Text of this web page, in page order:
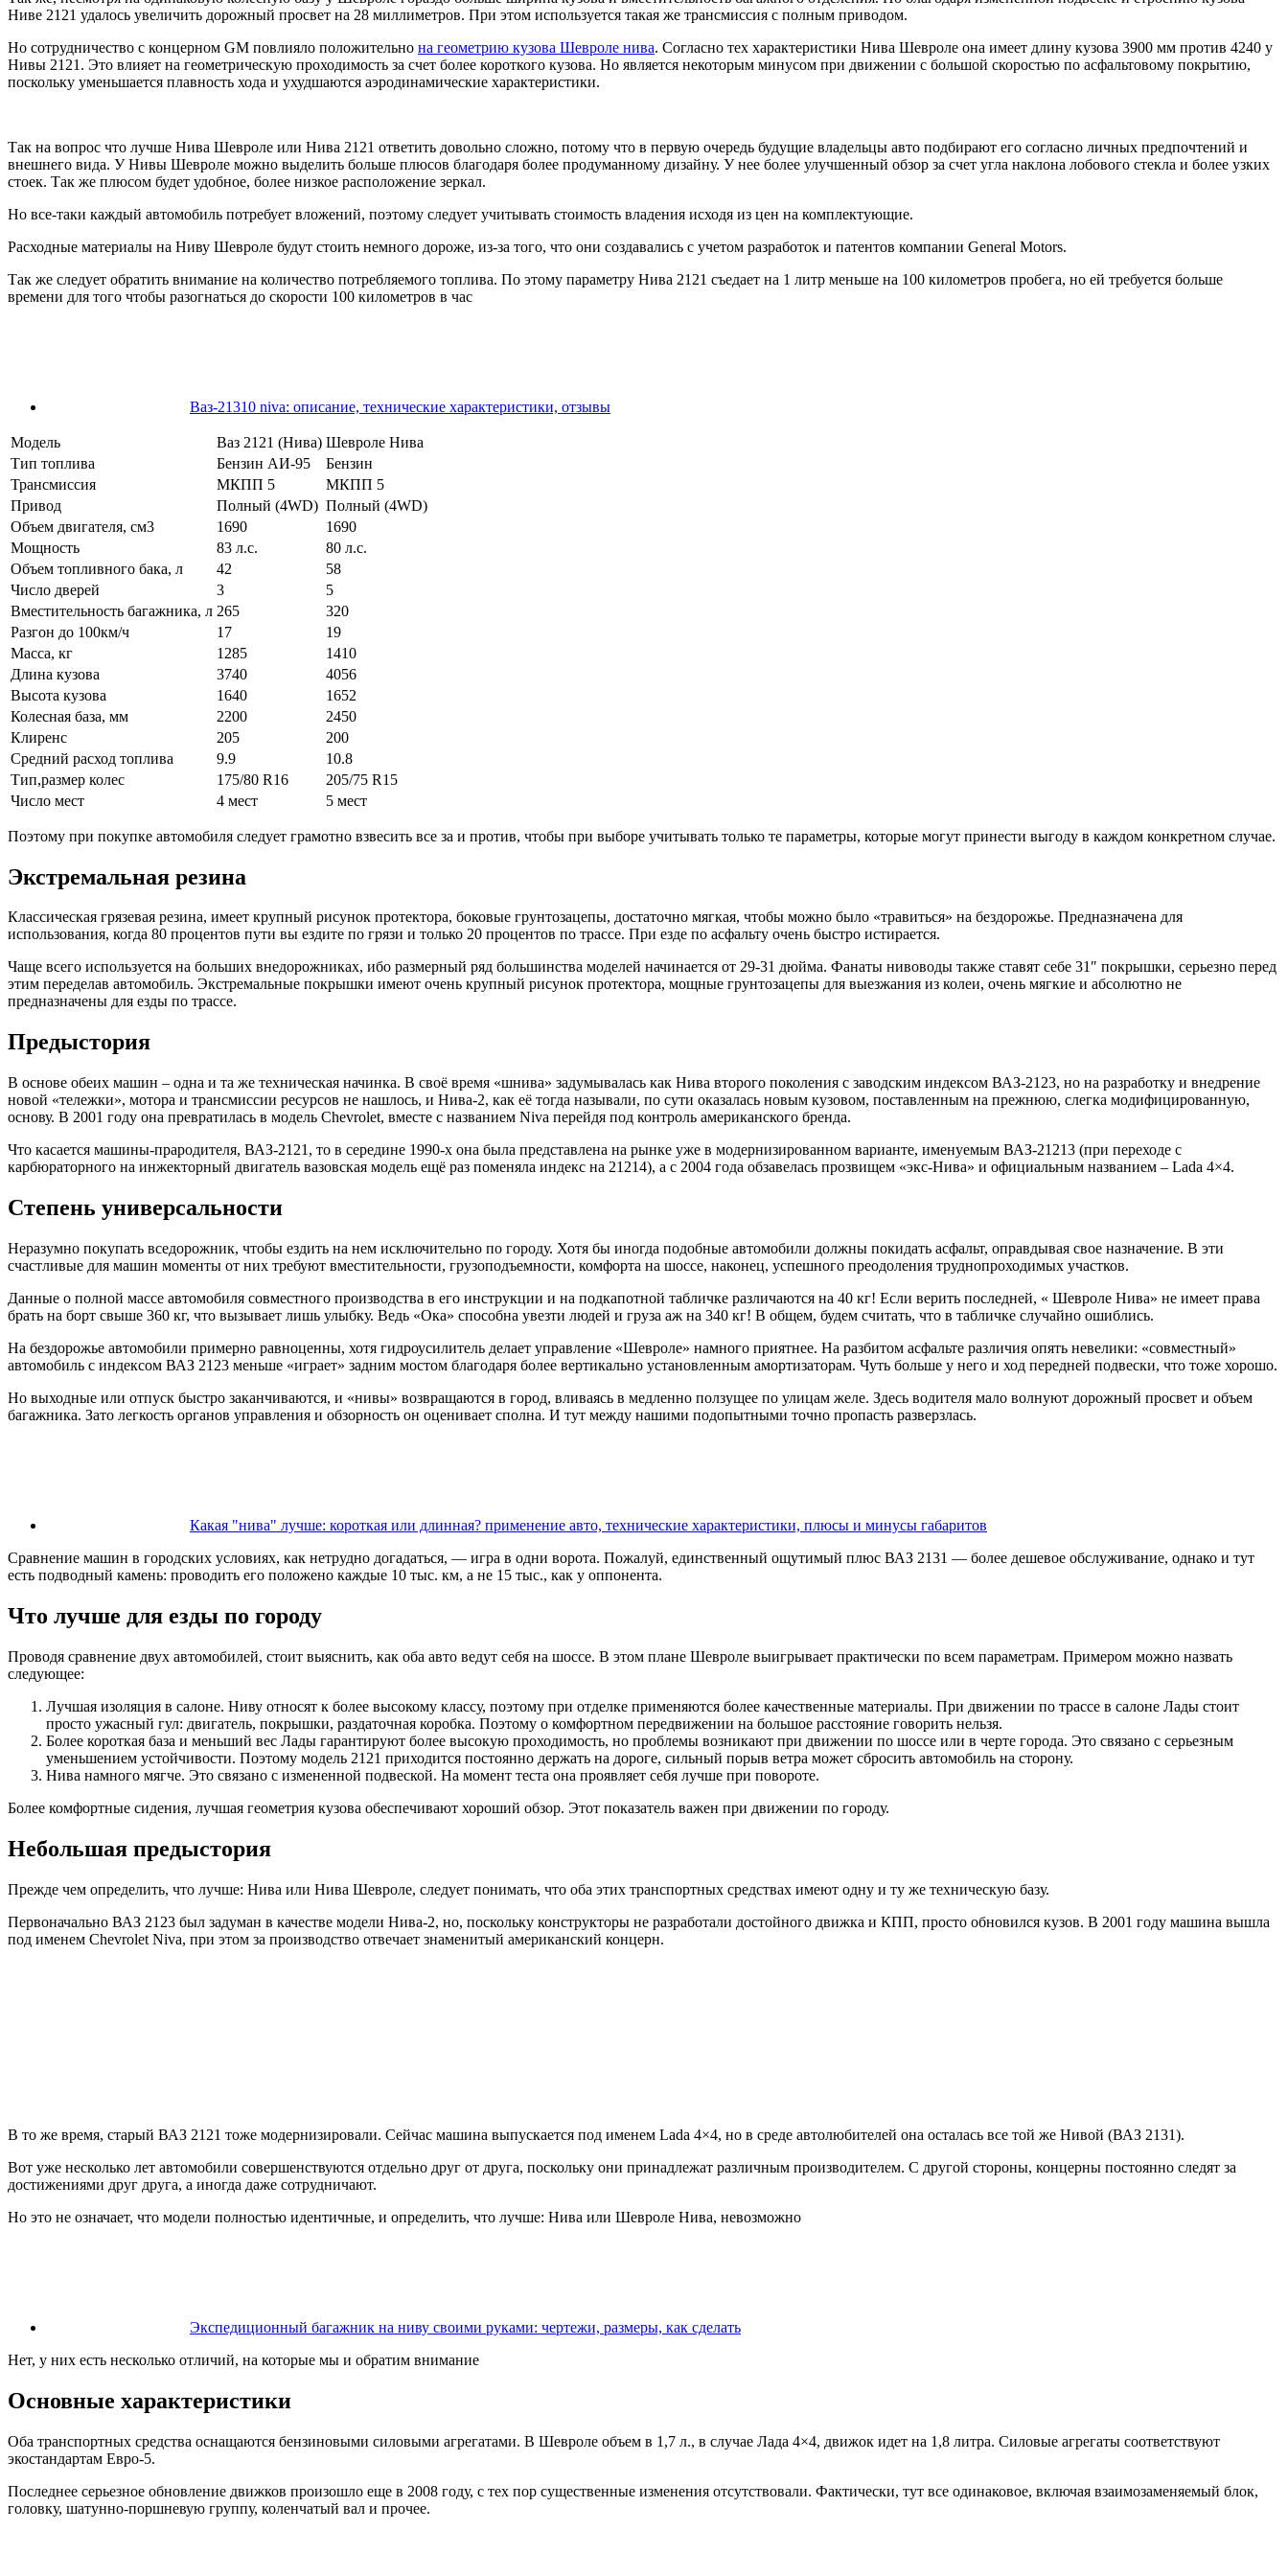
Ниве 2121 удалось увеличить дорожный просвет на 28 миллиметров. При этом используется такая же трансмиссия с полным приводом.
Но сотрудничество с концерном GM повлияло положительно на геометрию кузова Шевроле нива. Согласно тех характеристики Нива Шевроле она имеет длину кузова 3900 мм против 4240 у
Нивы 2121. Это влияет на геометрическую проходимость за счет более короткого кузова. Но является некоторым минусом при движении с большой скоростью по асфальтовому покрытию,
поскольку уменьшается плавность хода и ухудшаются аэродинамические характеристики.
Так на вопрос что лучше Нива Шевроле или Нива 2121 ответить довольно сложно, потому что в первую очередь будущие владельцы авто подбирают его согласно личных предпочтений и
внешнего вида. У Нивы Шевроле можно выделить больше плюсов благодаря более продуманному дизайну. У нее более улучшенный обзор за счет угла наклона лобового стекла и более узких
стоек. Так же плюсом будет удобное, более низкое расположение зеркал.
Но все-таки каждый автомобиль потребует вложений, поэтому следует учитывать стоимость владения исходя из цен на комплектующие.
Расходные материалы на Ниву Шевроле будут стоить немного дороже, из-за того, что они создавались с учетом разработок и патентов компании General Motors.
Так же следует обратить внимание на количество потребляемого топлива. По этому параметру Нива 2121 съедает на 1 литр меньше на 100 километров пробега, но ей требуется больше
времени для того чтобы разогнаться до скорости 100 километров в час
Ваз-21310 niva: описание, технические характеристики, отзывы
Модель Ваз 2121 (Нива) Шевроле Нива
Тип топлива
Бензин АИ-95
Бензин
Трансмиссия
МКПП 5
МКПП 5
Привод
Полный (4WD) Полный (4WD)
Объем двигателя, см3
1690
1690
Мощность
83 л.с.
80 л.с.
Объем топливного бака, л
42
58
Число дверей
3
5
Вместительность багажника, л 265
320
Разгон до 100км/ч
17
19
Масса, кг
1285
1410
Длина кузова
3740
4056
Высота кузова
1640
1652
Колесная база, мм
2200
2450
Клиренс
205
200
Средний расход топлива
9.9
10.8
Тип,размер колес
175/80 R16
205/75 R15
Число мест
4 мест 5 мест
Поэтому при покупке автомобиля следует грамотно взвесить все за и против, чтобы при выборе учитывать только те параметры, которые могут принести выгоду в каждом конкретном случае.
Экстремальная резина
Классическая грязевая резина, имеет крупный рисунок протектора, боковые грунтозацепы, достаточно мягкая, чтобы можно было «травиться» на бездорожье. Предназначена для
использования, когда 80 процентов пути вы ездите по грязи и только 20 процентов по трассе. При езде по асфальту очень быстро истирается.
Чаще всего используется на больших внедорожниках, ибо размерный ряд большинства моделей начинается от 29-31 дюйма. Фанаты нивоводы также ставят себе 31″ покрышки, серьезно перед
этим переделав автомобиль. Экстремальные покрышки имеют очень крупный рисунок протектора, мощные грунтозацепы для выезжания из колеи, очень мягкие и абсолютно не
предназначены для езды по трассе.
Предыстория
В основе обеих машин – одна и та же техническая начинка. В своё время «шнива» задумывалась как Нива второго поколения с заводским индексом ВАЗ-2123, но на разработку и внедрение
новой «тележки», мотора и трансмиссии ресурсов не нашлось, и Нива-2, как её тогда называли, по сути оказалась новым кузовом, поставленным на прежнюю, слегка модифицированную,
основу. В 2001 году она превратилась в модель Chevrolet, вместе с названием Niva перейдя под контроль американского бренда.
Что касается машины-прародителя, ВАЗ-2121, то в середине 1990-х она была представлена на рынке уже в модернизированном варианте, именуемым ВАЗ-21213 (при переходе с
карбюраторного на инжекторный двигатель вазовская модель ещё раз поменяла индекс на 21214), а с 2004 года обзавелась прозвищем «экс-Нива» и официальным названием – Lada 4×4.
Степень универсальности
Неразумно покупать вседорожник, чтобы ездить на нем исключительно по городу. Хотя бы иногда подобные автомобили должны покидать асфальт, оправдывая свое назначение. В эти
счастливые для машин моменты от них требуют вместительности, грузоподъемности, комфорта на шоссе, наконец, успешного преодоления труднопроходимых участков.
Данные о полной массе автомобиля совместного производства в его инструкции и на подкапотной табличке различаются на 40 кг! Если верить последней, « Шевроле Нива» не имеет права
брать на борт свыше 360 кг, что вызывает лишь улыбку. Ведь «Ока» способна увезти людей и груза аж на 340 кг! В общем, будем считать, что в табличке случайно ошиблись.
На бездорожье автомобили примерно равноценны, хотя гидроусилитель делает управление «Шевроле» намного приятнее. На разбитом асфальте различия опять невелики: «совместный»
автомобиль с индексом ВАЗ 2123 меньше «играет» задним мостом благодаря более вертикально установленным амортизаторам. Чуть больше у него и ход передней подвески, что тоже хорошо.
Но выходные или отпуск быстро заканчиваются, и «нивы» возвращаются в город, вливаясь в медленно ползущее по улицам желе. Здесь водителя мало волнуют дорожный просвет и объем
багажника. Зато легкость органов управления и обзорность он оценивает сполна. И тут между нашими подопытными точно пропасть разверзлась.
Какая "нива" лучше: короткая или длинная? применение авто, технические характеристики, плюсы и минусы габаритов
Сравнение машин в городских условиях, как нетрудно догадаться, — игра в одни ворота. Пожалуй, единственный ощутимый плюс ВАЗ 2131 — более дешевое обслуживание, однако и тут
есть подводный камень: проводить его положено каждые 10 тыс. км, а не 15 тыс., как у оппонента.
Что лучше для езды по городу
Проводя сравнение двух автомобилей, стоит выяснить, как оба авто ведут себя на шоссе. В этом плане Шевроле выигрывает практически по всем параметрам. Примером можно назвать
следующее:
Лучшая изоляция в салоне. Ниву относят к более высокому классу, поэтому при отделке применяются более качественные материалы. При движении по трассе в салоне Лады стоит
просто ужасный гул: двигатель, покрышки, раздаточная коробка. Поэтому о комфортном передвижении на большое расстояние говорить нельзя.
Более короткая база и меньший вес Лады гарантируют более высокую проходимость, но проблемы возникают при движении по шоссе или в черте города. Это связано с серьезным
уменьшением устойчивости. Поэтому модель 2121 приходится постоянно держать на дороге, сильный порыв ветра может сбросить автомобиль на сторону.
Нива намного мягче. Это связано с измененной подвеской. На момент теста она проявляет себя лучше при повороте.
Более комфортные сидения, лучшая геометрия кузова обеспечивают хороший обзор. Этот показатель важен при движении по городу.
Небольшая предыстория
Прежде чем определить, что лучше: Нива или Нива Шевроле, следует понимать, что оба этих транспортных средствах имеют одну и ту же техническую базу.
Первоначально ВАЗ 2123 был задуман в качестве модели Нива-2, но, поскольку конструкторы не разработали достойного движка и КПП, просто обновился кузов. В 2001 году машина вышла
под именем Chevrolet Niva, при этом за производство отвечает знаменитый американский концерн.
В то же время, старый ВАЗ 2121 тоже модернизировали. Сейчас машина выпускается под именем Lada 4×4, но в среде автолюбителей она осталась все той же Нивой (ВАЗ 2131).
Вот уже несколько лет автомобили совершенствуются отдельно друг от друга, поскольку они принадлежат различным производителем. С другой стороны, концерны постоянно следят за
достижениями друг друга, а иногда даже сотрудничают.
Но это не означает, что модели полностью идентичные, и определить, что лучше: Нива или Шевроле Нива, невозможно
Экспедиционный багажник на ниву своими руками: чертежи, размеры, как сделать
Нет, у них есть несколько отличий, на которые мы и обратим внимание
Основные характеристики
Оба транспортных средства оснащаются бензиновыми силовыми агрегатами. В Шевроле объем в 1,7 л., в случае Лада 4×4, движок идет на 1,8 литра. Силовые агрегаты соответствуют
экостандартам Евро-5.
Последнее серьезное обновление движков произошло еще в 2008 году, с тех пор существенные изменения отсутствовали. Фактически, тут все одинаковое, включая взаимозаменяемый блок,
головку, шатунно-поршневую группу, коленчатый вал и прочее.